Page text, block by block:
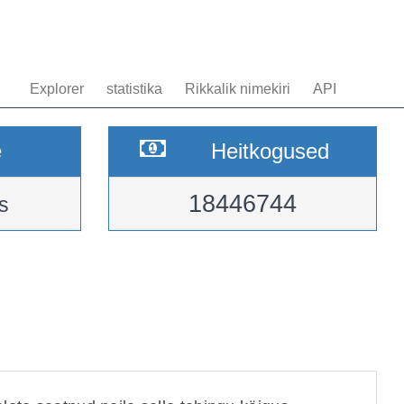
Explorer statistika Rikkalik nimekiri API
Heitkogused
18446744